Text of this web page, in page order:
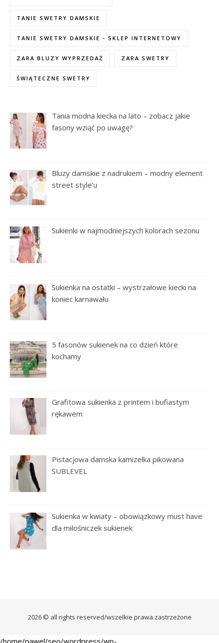
TANIE SWETRY DAMSKIE
TANIE SWETRY DAMSKIE - SKLEP INTERNETOWY
ZARA BLUZY WYPRZEDAŻ ZARA SWETRY
ŚWIĄTECZNE SWETRY
Tania modna kiecka na lato – zobacz jakie
fasony wziąć po uwagę?
Bluzy damskie z nadrukiem – modny element
street style’u
Sukienki w najmodniejszych kolorach sezonu
Sukienka na ostatki – wystrzałowe kiecki na
koniec karnawału
5 fasonów sukienek na co dzień które
kochamy
Grafitowa sukienka z printem i bufiastym
rękawem
Pistacjowa damska kamizelka pikowana
SUBLEVEL
Sukienka w kwiaty – obowiązkowy must have
dla miłośniczek sukienek
2026 © all rights reserved/wszelkie prawa zastrzeżone
/home/pawel/seo/wordpress/wp-